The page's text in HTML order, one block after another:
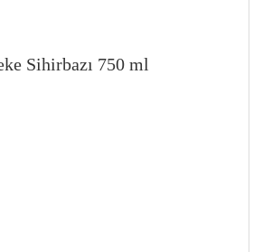
Sihirbazı 750 ml